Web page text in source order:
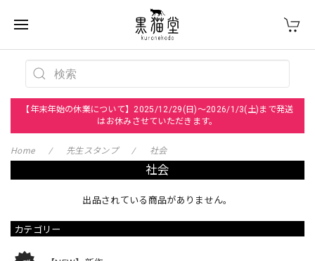
【年末年始の休業について】2025/12/29(日)～2026/1/3(土)まで発送
はお休みさせていただきます。
カテゴリー
Home 先生スタンプ 社会
社会
出品されている商品がありません。